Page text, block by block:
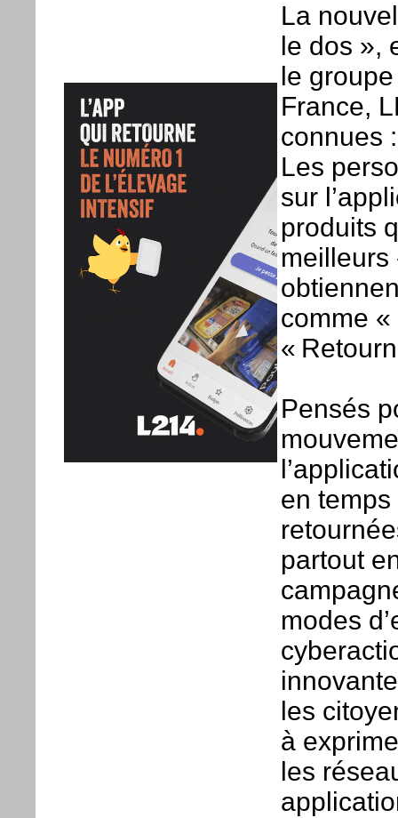
La
le dos »,
le
France,
connues
Les
sur
produits
meilleurs
comme
«
Pensés
en
partout
modes
les
à
les